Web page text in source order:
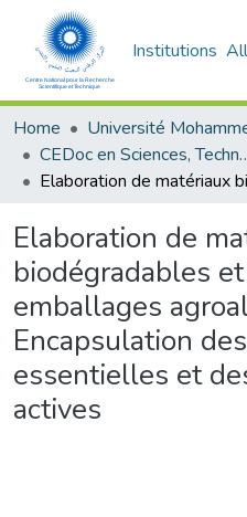
Institutions
Home
CEDoc en Sciences,
Elaboration de
biodégradables
emballages
Encapsulation
essentielles et
actives